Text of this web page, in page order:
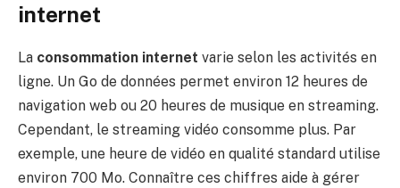
internet
La consommation internet varie selon les activités en
ligne. Un Go de données permet environ 12 heures de
navigation web ou 20 heures de musique en streaming.
Cependant, le streaming vidéo consomme plus. Par
exemple, une heure de vidéo en qualité standard utilise
environ 700 Mo. Connaître ces chiffres aide à gérer